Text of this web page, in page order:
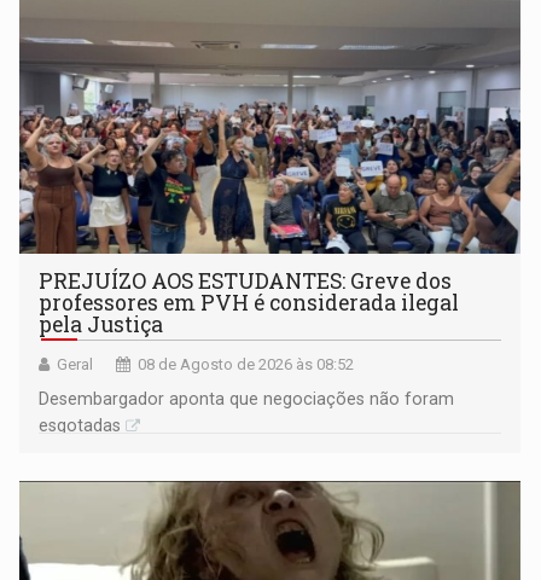
PREJUÍZO AOS ESTUDANTES: Greve dos
professores em PVH é considerada ilegal
pela Justiça
Geral 08 de Agosto de 2026 às 08:52
Desembargador aponta que negociações não foram
esgotadas